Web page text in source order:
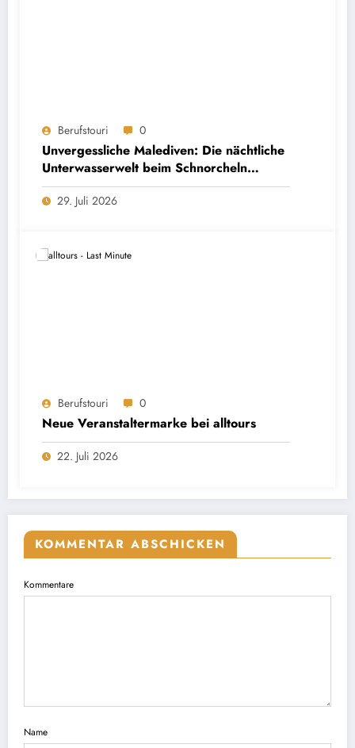
Berufstouri 0
Unvergessliche Malediven: Die nächtliche
Unterwasserwelt beim Schnorcheln
entdecken
29. Juli 2026
Berufstouri 0
Neue Veranstaltermarke bei alltours
22. Juli 2026
KOMMENTAR ABSCHICKEN
Kommentare
Name